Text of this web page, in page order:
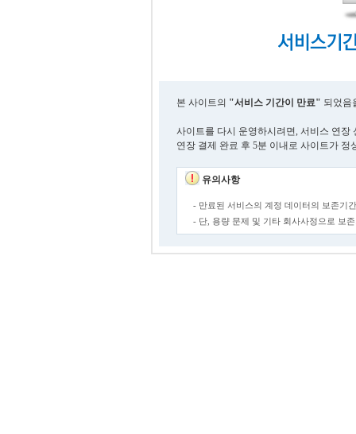
본 사이트의 "서비스 기간이 만료" 되었음
사이트를 다시 운영하시려면, 서비스 연장
연장 결제 완료 후 5분 이내로 사이트가 정
유의사항
- 만료된 서비스의 계정 데이터의 보존기
- 단, 용량 문제 및 기타 회사사정으로 보